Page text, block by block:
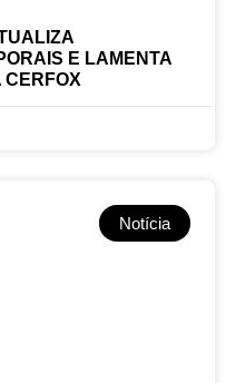
E LAMENTA
CERFOX
Notícia